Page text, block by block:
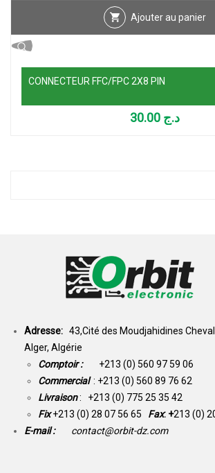
Ajouter au panier
CONNECTEUR FFC/FPC 2X8 PIN
د.ج
Adresse: 43,Cité des Moudjahidines
Alger, Algérie
Comptoir : +213 (0) 560 97 59 06
Commercial : +213 (0) 560 89 76 62
Livraison: +213 (0) 775 25 35 42
Fix +213 (0) 28 07 56 65 Fax: +213 (0)
E-mail :
contact@orbit-dz.com